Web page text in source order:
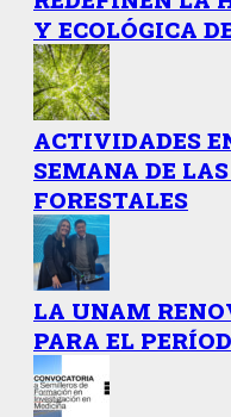
Y ECOLÓGICA
ACTIVIDADES
SEMANA DE
FORESTALES
LA UNAM
PARA EL